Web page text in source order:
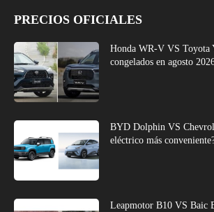
PRECIOS OFICIALES
Honda WR-V VS Toyota
congelados en agosto
BYD Dolphin VS
eléctrico más
Leapmotor B10 VS Baic